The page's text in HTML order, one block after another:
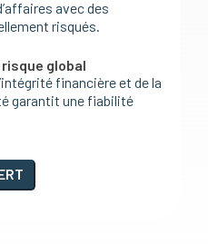
avec des
risqués.
global
financière et de la
garantit une fiabilité